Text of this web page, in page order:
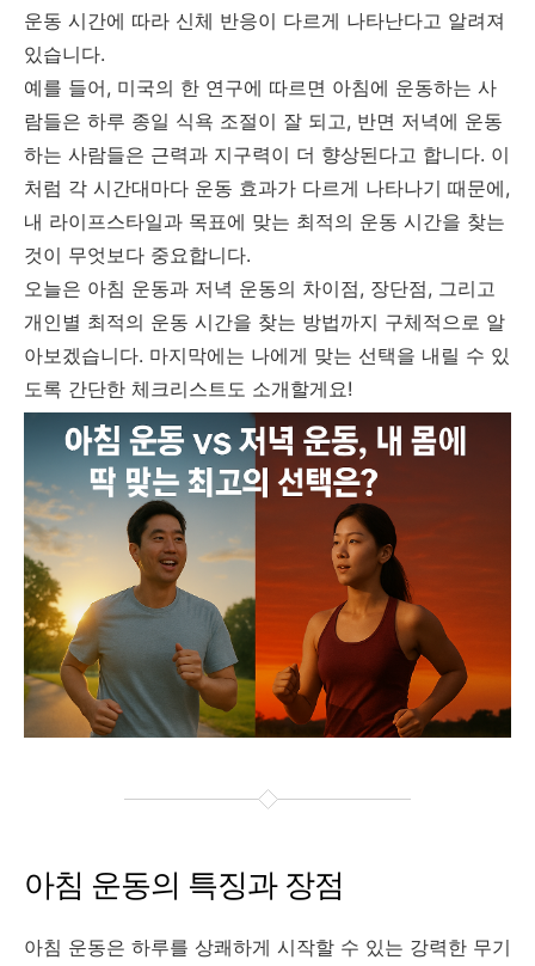
운동 시간에 따라 신체 반응이 다르게 나타난다고 알려져
있습니다.
예를 들어, 미국의 한 연구에 따르면 아침에 운동하는 사
람들은 하루 종일 식욕 조절이 잘 되고, 반면 저녁에 운동
하는 사람들은 근력과 지구력이 더 향상된다고 합니다. 이
처럼 각 시간대마다 운동 효과가 다르게 나타나기 때문에,
내 라이프스타일과 목표에 맞는 최적의 운동 시간을 찾는
것이 무엇보다 중요합니다.
오늘은 아침 운동과 저녁 운동의 차이점, 장단점, 그리고
개인별 최적의 운동 시간을 찾는 방법까지 구체적으로 알
아보겠습니다. 마지막에는 나에게 맞는 선택을 내릴 수 있
도록 간단한 체크리스트도 소개할게요!
아침 운동의 특징과 장점
아침 운동은 하루를 상쾌하게 시작할 수 있는 강력한 무기